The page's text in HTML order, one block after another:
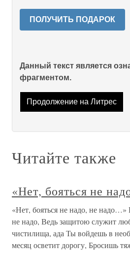
ПОЛУЧИТЬ ПОДАРОК
Данный текст является
фрагментом.
Продолжение на Литрес
Читайте также
«Нет, бояться не
«Нет, бояться не надо, не надо…»
не надо, Ведь защитою служит
чистилища, ада Ты войдешь в
месяц осветит дорогу, Бросишь